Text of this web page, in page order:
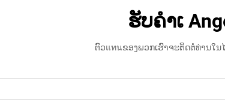
ຮັບຄຳເ
ຕົວแทนຂອງພວກເຮົາຈະຕິດຕໍ່ທ່ານໃນ